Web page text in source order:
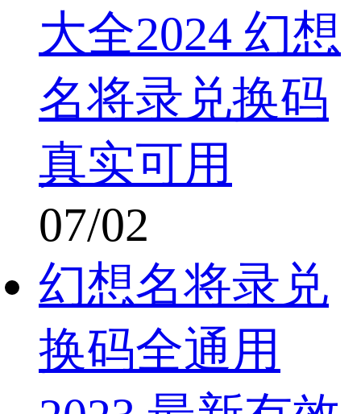
大全2024 幻想
名将录兑换码
真实可用
07/02
幻想名将录兑
换码全通用